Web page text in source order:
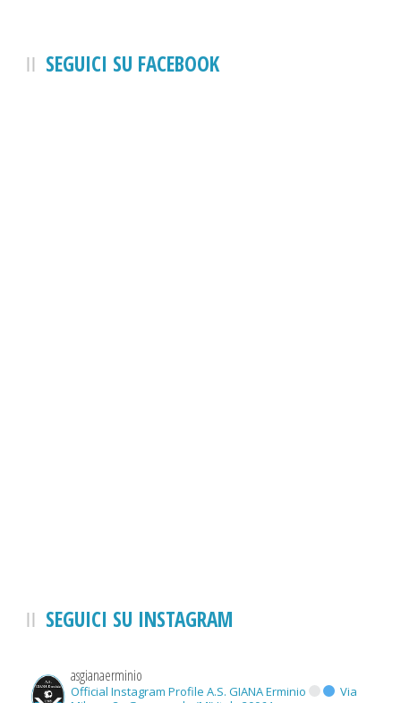
SEGUICI SU FACEBOOK
SEGUICI SU INSTAGRAM
asgianaerminio
Official Instagram Profile A.S. GIANA Erminio
Via